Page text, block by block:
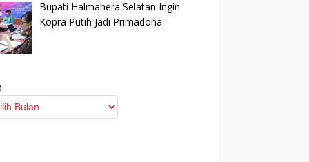
Bupati Halmahera Selatan Ingin
Kopra Putih Jadi Primadona